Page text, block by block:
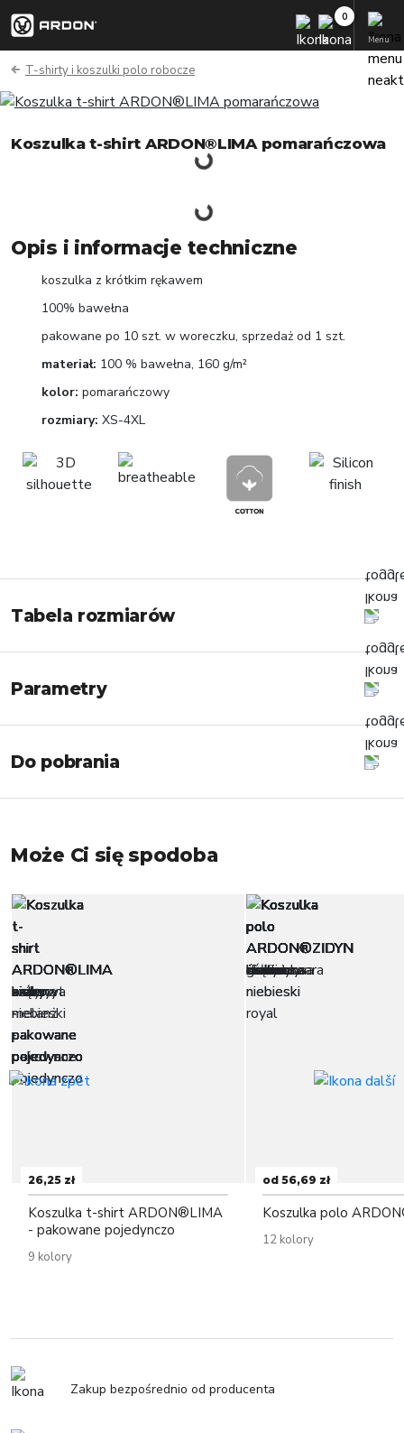
Menu
T-shirty i koszulki polo robocze
Koszulka t-shirt ARDON®LIMA pomarańczowa
Opis i informacje techniczne
koszulka z krótkim rękawem
100% bawełna
pakowane po 10 szt. w woreczku, sprzedaż od 1 szt.
materiał: 100 % bawełna, 160 g/m²
kolor: pomarańczowy
rozmiary: XS-4XL
Tabela rozmiarów
Parametry
Do pobrania
Może Ci się spodoba
26,25 zł
Koszulka t-shirt ARDON®LIMA
- pakowane pojedynczo
9 kolory
od 56,69 zł
Koszulka polo
12 kolory
Zakup bezpośrednio od producenta